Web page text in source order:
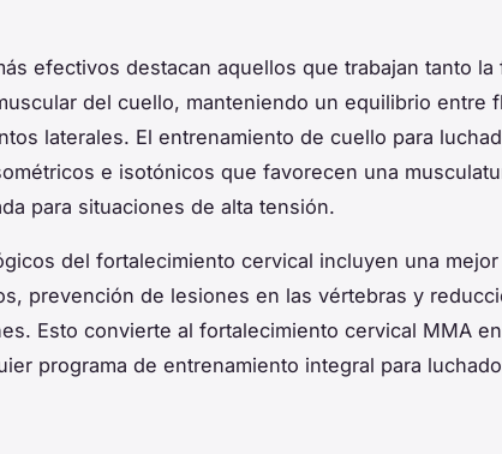
efectivos destacan aquellos que trabajan tanto la
del cuello, manteniendo un equilibrio entre
laterales. El entrenamiento de cuello para
e isotónicos que favorecen una
para situaciones de alta tensión.
del fortalecimiento cervical incluyen una mejor
prevención de lesiones en las vértebras y
Esto convierte al fortalecimiento cervical MMA
programa de entrenamiento integral para